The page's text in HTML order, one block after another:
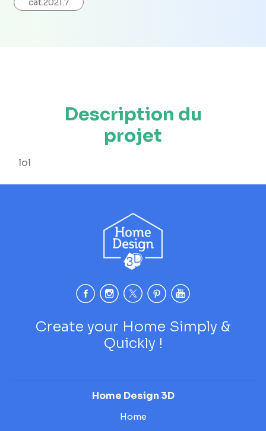
cat.2021.7
Description du
projet
lol
Create your Home Simply &
Quickly !
Home Design 3D
Home